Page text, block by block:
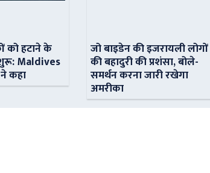
को हटाने के
Maldives
ने कहा
जो बाइडेन की इजरायली लोगों
की बहादुरी की प्रशंसा, बोले-
समर्थन करना जारी रखेगा
अमरीका